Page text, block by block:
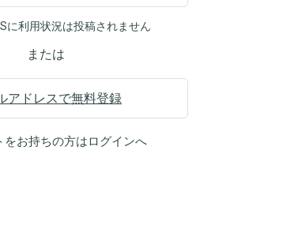
に利用状況は投稿されません
または
アドレスで無料登録
をお持ちの方はログインへ